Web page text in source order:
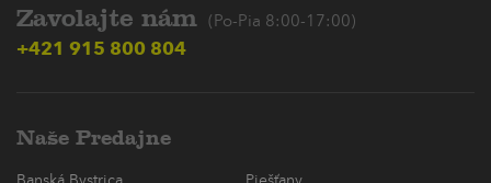
Zavolajte nám (Po-Pia 8:00-17:00)
+421 915 800 804
Naše Predajne